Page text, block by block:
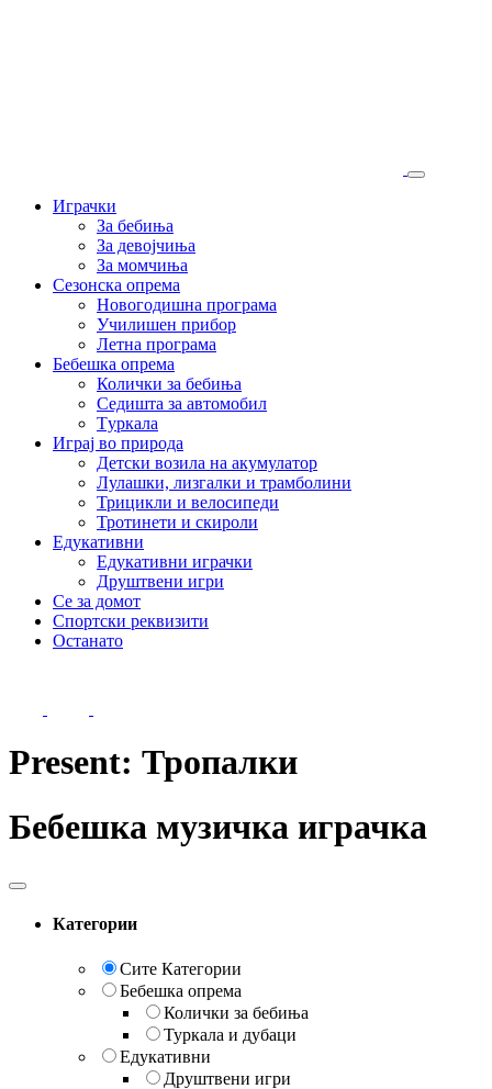
Играчки
За бебиња
За девојчиња
За момчиња
Сезонска опрема
Новогодишна програма
Училишен прибор
Летна програма
Бебешка опрема
Колички за бебиња
Седишта за автомобил
Tуркала
Играј во природа
Детски возила на акумулатор
Лулашки, лизгалки и трамболини
Трицикли и велосипеди
Тротинети и скироли
Едукативни
Едукативни играчки
Друштвени игри
Се за домот
Спортски реквизити
Останато
Present: Тропалки
Бебешка музичка играчка
Категории
Сите Категории
Бебешка опрема
Колички за бебиња
Туркала и дубаци
Едукативни
Друштвени игри